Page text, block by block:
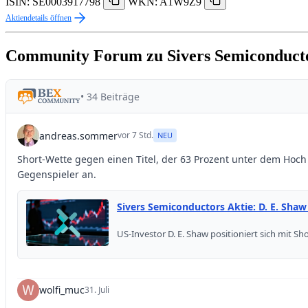
Aktiendetails öffnen
Community Forum zu Sivers